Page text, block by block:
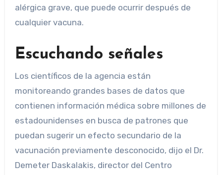
alérgica grave, que puede ocurrir después de
cualquier vacuna.
Escuchando señales
Los científicos de la agencia están
monitoreando grandes bases de datos que
contienen información médica sobre millones de
estadounidenses en busca de patrones que
puedan sugerir un efecto secundario de la
vacunación previamente desconocido, dijo el Dr.
Demeter Daskalakis, director del Centro